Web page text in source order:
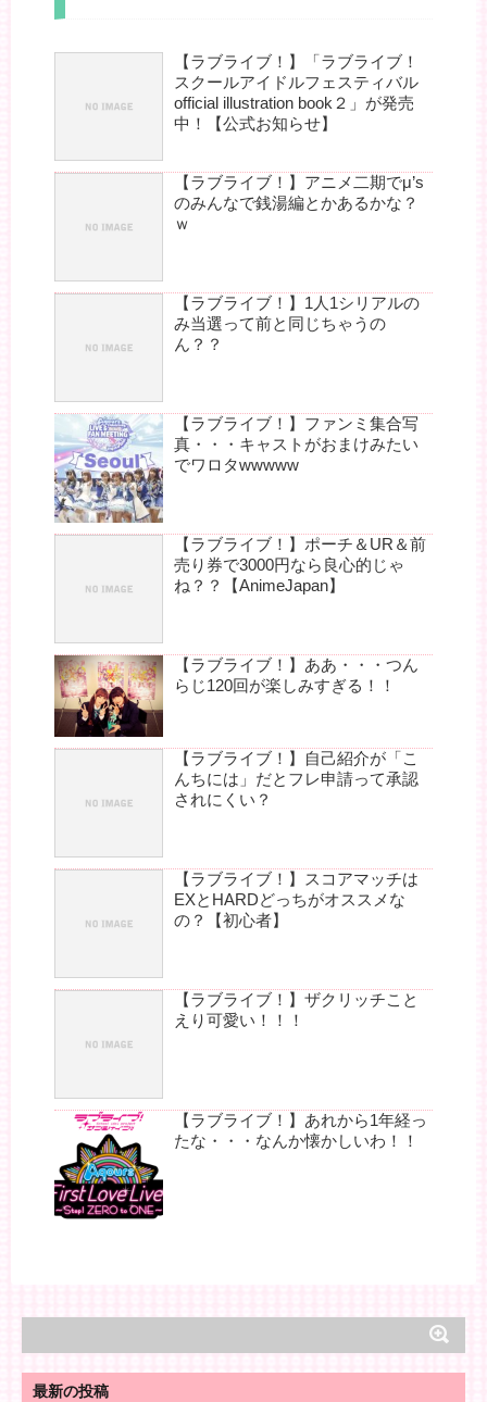
【ラブライブ！】「ラブライブ！
スクールアイドルフェスティバル
official illustration book２」が発売
中！【公式お知らせ】
【ラブライブ！】アニメ二期でμ’s
のみんなで銭湯編とかあるかな？
ｗ
【ラブライブ！】1人1シリアルの
み当選って前と同じちゃうの
ん？？
【ラブライブ！】ファンミ集合写
真・・・キャストがおまけみたい
でワロタwwwww
【ラブライブ！】ポーチ＆UR＆前
売り券で3000円なら良心的じゃ
ね？？【AnimeJapan】
【ラブライブ！】ああ・・・つん
らじ120回が楽しみすぎる！！
【ラブライブ！】自己紹介が「こ
んちには」だとフレ申請って承認
されにくい？
【ラブライブ！】スコアマッチは
EXとHARDどっちがオススメな
の？【初心者】
【ラブライブ！】ザクリッチこと
えり可愛い！！！
【ラブライブ！】あれから1年経っ
たな・・・なんか懐かしいわ！！
最新の投稿